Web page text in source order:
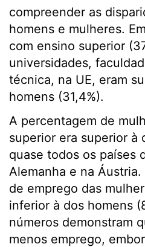
compreender as
homens e mulheres.
com ensino superior
universidades,
técnica, na UE, eram
homens (31,4%).
A percentagem de
superior era superior à
quase todos os países
Alemanha e na
de emprego das
inferior à dos homens
números demonstram
menos emprego,